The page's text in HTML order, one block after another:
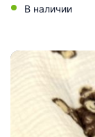
В наличии